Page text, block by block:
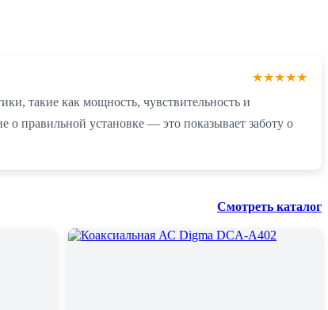
★★★★★
такие как мощность, чувствительность и
о правильной установке — это показывает заботу о
Смотреть каталог